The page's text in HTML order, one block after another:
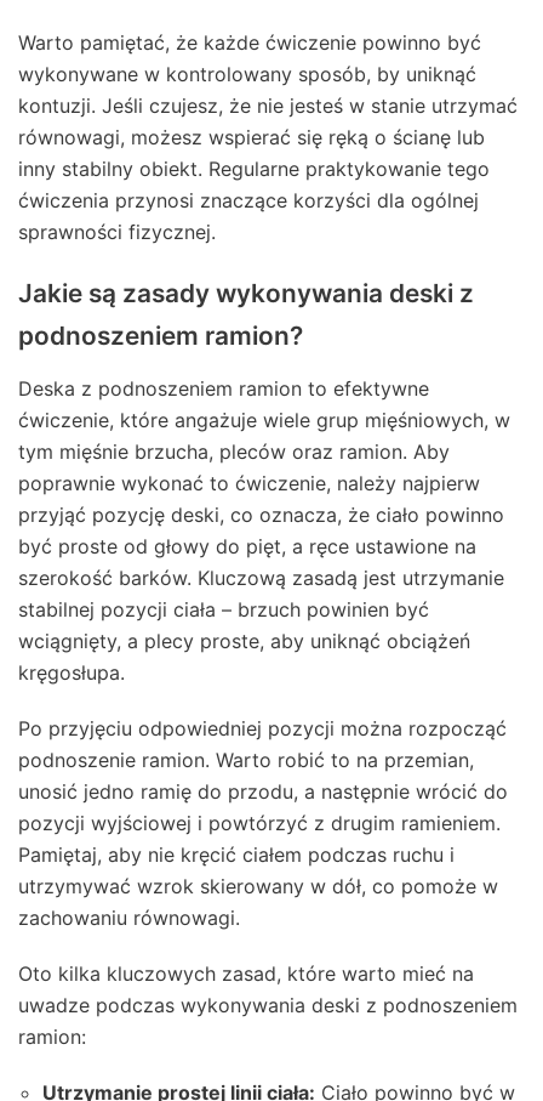
Warto pamiętać, że każde ćwiczenie powinno być
wykonywane w kontrolowany sposób, by uniknąć
kontuzji. Jeśli czujesz, że nie jesteś w stanie utrzymać
równowagi, możesz wspierać się ręką o ścianę lub
inny stabilny obiekt. Regularne praktykowanie tego
ćwiczenia przynosi znaczące korzyści dla ogólnej
sprawności fizycznej.
Jakie są zasady wykonywania deski z
podnoszeniem ramion?
Deska z podnoszeniem ramion to efektywne
ćwiczenie, które angażuje wiele grup mięśniowych, w
tym mięśnie brzucha, pleców oraz ramion. Aby
poprawnie wykonać to ćwiczenie, należy najpierw
przyjąć pozycję deski, co oznacza, że ciało powinno
być proste od głowy do pięt, a ręce ustawione na
szerokość barków. Kluczową zasadą jest utrzymanie
stabilnej pozycji ciała – brzuch powinien być
wciągnięty, a plecy proste, aby uniknąć obciążeń
kręgosłupa.
Po przyjęciu odpowiedniej pozycji można rozpocząć
podnoszenie ramion. Warto robić to na przemian,
unosić jedno ramię do przodu, a następnie wrócić do
pozycji wyjściowej i powtórzyć z drugim ramieniem.
Pamiętaj, aby nie kręcić ciałem podczas ruchu i
utrzymywać wzrok skierowany w dół, co pomoże w
zachowaniu równowagi.
Oto kilka kluczowych zasad, które warto mieć na
uwadze podczas wykonywania deski z podnoszeniem
ramion:
Utrzymanie prostej linii ciała: Ciało powinno być w